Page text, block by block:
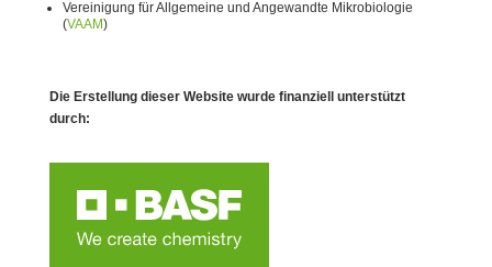
Vereinigung für Allgemeine und Angewandte Mikrobiologie
(VAAM)
Die Erstellung dieser Website wurde finanziell unterstützt
durch: